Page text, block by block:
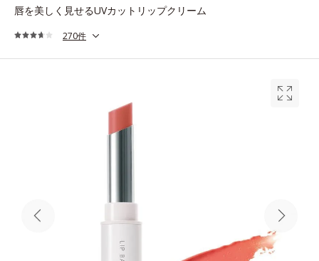
唇を美しく見せるUVカットリップクリーム
270件